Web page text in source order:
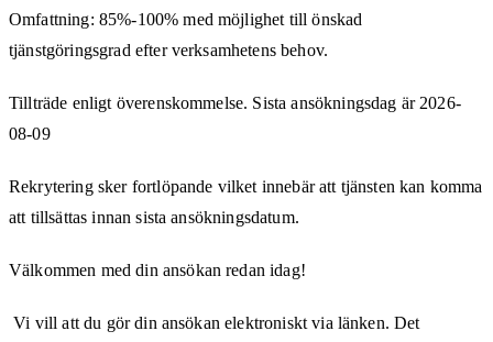
Omfattning: 85%-100% med möjlighet till önskad
tjänstgöringsgrad efter verksamhetens behov.
Tillträde enligt överenskommelse. Sista ansökningsdag är 2026-
08-09
Rekrytering sker fortlöpande vilket innebär att tjänsten kan komma
att tillsättas innan sista ansökningsdatum.
Välkommen med din ansökan redan idag!
Vi vill att du gör din ansökan elektroniskt via länken. Det